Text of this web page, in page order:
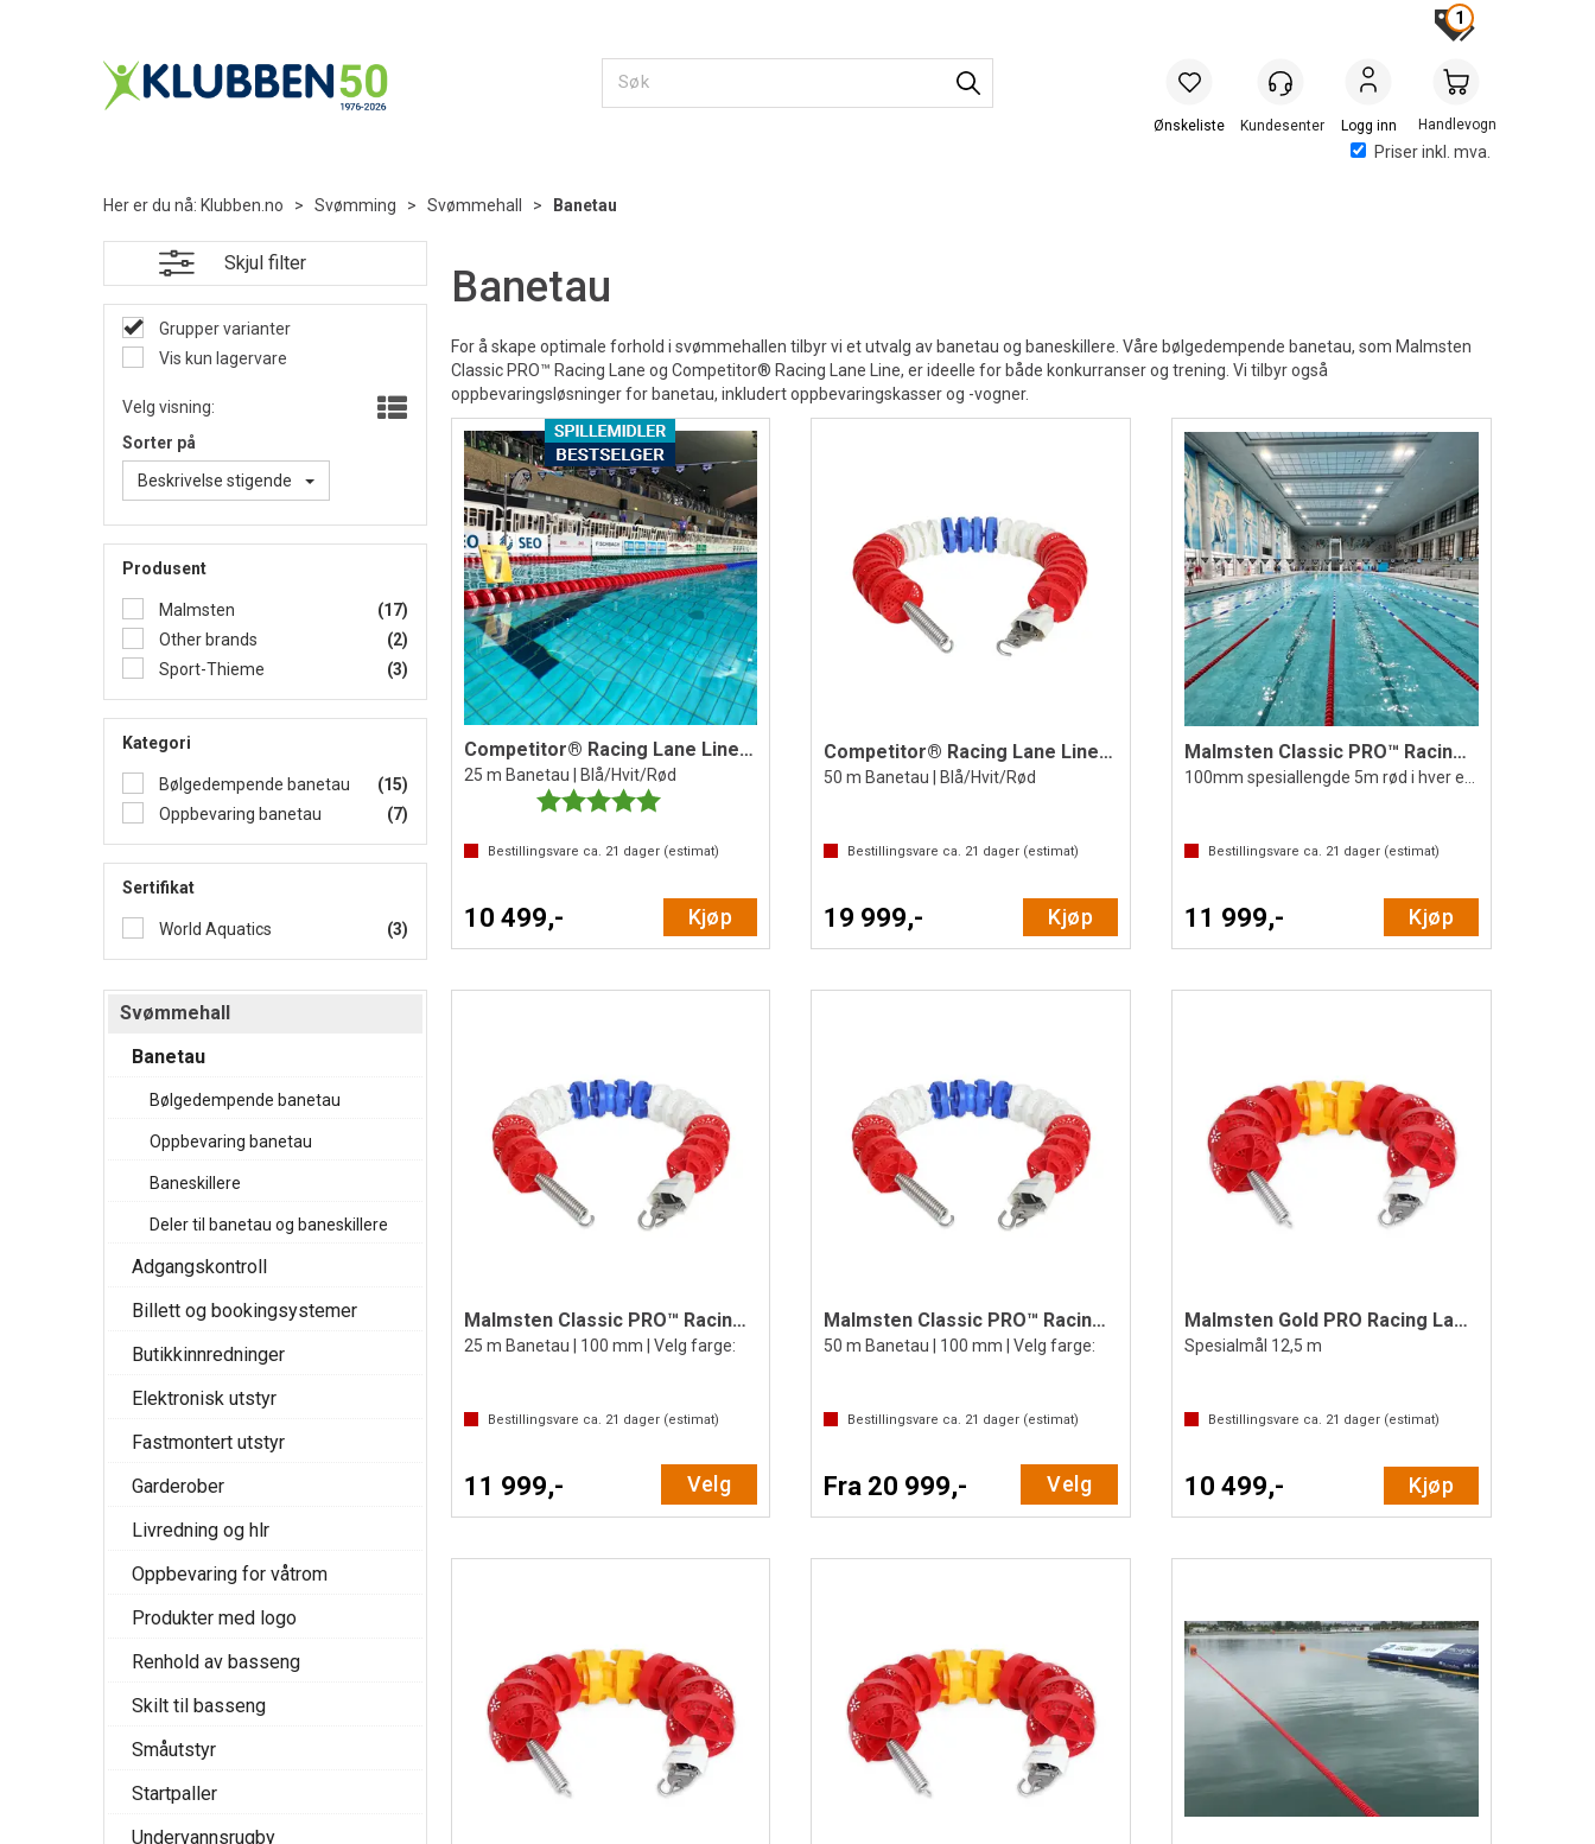
Priser inkl. mva.
Logg inn Handlevogn
1
Her er du nå: Klubben.no > Svømming > Svømmehall > Banetau
Skjul filter
Grupper varianter
Vis kun lagervare
Velg visning:
Sorter på
Beskrivelse stigende
Produsent
Malmsten
(17)
Other brands
(2)
Sport-Thieme
(3)
Kategori
Bølgedempende banetau
(15)
Oppbevaring banetau
(7)
Sertifikat
World Aquatics (3)
Svømmehall
Banetau
Bølgedempende banetau
Oppbevaring banetau
Baneskillere
Deler til banetau og baneskillere
Adgangskontroll
Billett og bookingsystemer
Butikkinnredninger
Elektronisk utstyr
Fastmontert utstyr
Garderober
Livredning og hlr
Oppbevaring for våtrom
Produkter med logo
Renhold av basseng
Skilt til basseng
Småutstyr
Startpaller
Undervannsrugby
Banetau
For å skape optimale forhold i svømmehallen tilbyr vi et utvalg av banetau og baneskillere. Våre bølgedempende banetau, som Malmsten
Classic PRO™ Racing Lane og Competitor® Racing Lane Line, er ideelle for både konkurranser og trening. Vi tilbyr også
oppbevaringsløsninger for banetau, inkludert oppbevaringskasser og -vogner.
Competitor® Racing Lane Line 25 m
25 m Banetau | Blå/Hvit/Rød
Karakter:
Bestillingsvare ca. 21 dager (estimat)
10 499,- Kjøp
Competitor® Racing Lane Line 50 m
50 m Banetau | Blå/Hvit/Rød
Bestillingsvare ca. 21 dager (estimat)
19 999,- Kjøp
Malmsten Classic PRO™ Racing Lane 25 m
Bestillingsvare ca. 21 dager (estimat)
11 999,- Kjøp
Malmsten Classic PRO™ Racing Lane 25 m
25 m Banetau | 100 mm | Velg farge:
Bestillingsvare ca. 21 dager (estimat)
11 999,- Velg
Malmsten Classic PRO™ Racing Lane 50 m
50 m Banetau | 100 mm | Velg farge:
Bestillingsvare ca. 21 dager (estimat)
Fra 20 999,- Velg
Malmsten Gold PRO Racing Lane 12,5 m
Spesialmål 12,5 m
Bestillingsvare ca. 21 dager (estimat)
10 499,- Kjøp